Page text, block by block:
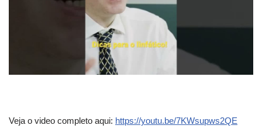
Veja o video completo aqui: https://youtu.be/7KWsupws2QE